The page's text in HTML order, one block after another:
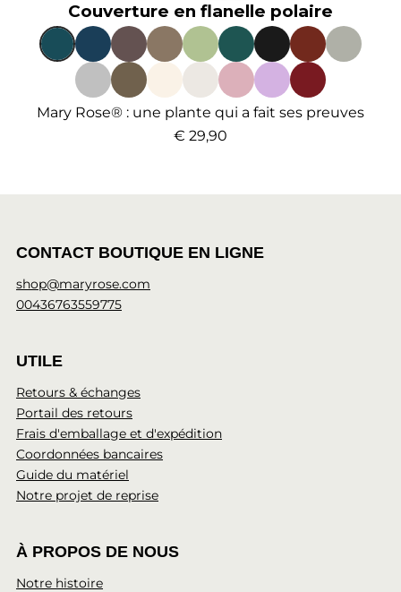
Couverture en flanelle polaire
Mary Rose® : une plante qui a fait ses preuves
€ 29,90
CONTACT BOUTIQUE EN LIGNE
shop@maryrose.com
00436763559775
UTILE
Retours & échanges
Portail des retours
Frais d'emballage et d'expédition
Coordonnées bancaires
Guide du matériel
Notre projet de reprise
À PROPOS DE NOUS
Notre histoire